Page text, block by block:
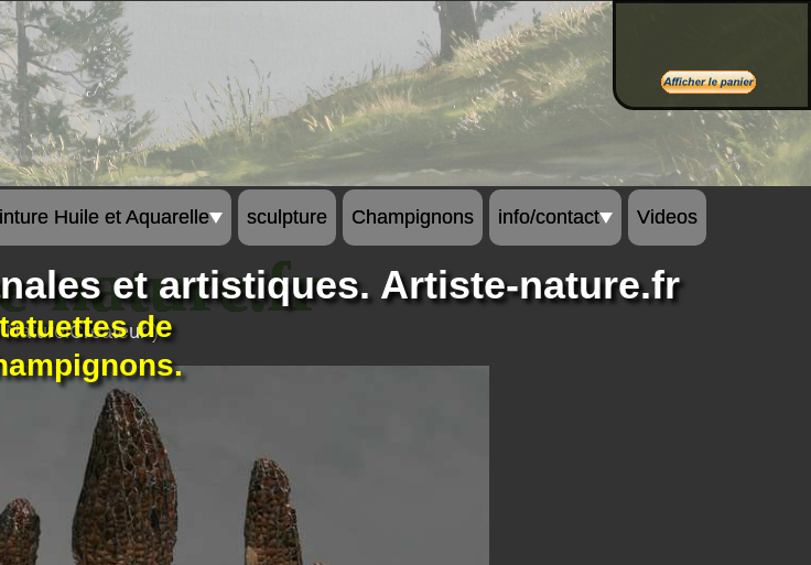
nature.fr
Huile et Aquarelle sculpture Champignons info/contact Videos
et artistiques. Artiste-nature.fr
NaturelCréateur )
de
Bon de commande